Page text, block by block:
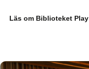
Läs om Biblioteket Play